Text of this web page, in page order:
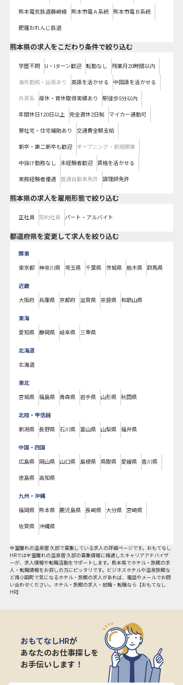
熊本電気鉄道藤崎線 熊本市電Ａ系統 熊本市電Ｂ系統
肥薩おれんじ鉄道
熊本県の求人をこだわり条件で絞り込む
学歴不問 U・Iターン歓迎 転勤なし 残業月20時間以内
海外勤務・出張あり 英語を活かせる 中国語を活かせる
外資系 産休・育休取得実績あり 駅徒歩5分以内
年間休日120日以上 完全週休2日制 マイカー通勤可
寮社宅・住宅補助あり 交通費全額支給
新卒・第二新卒も歓迎 オープニング・新規開業
中抜け勤務なし 未経験者歓迎 資格を活かせる
実務経験者優遇 普通自動車免許 調理師免許
熊本県の求人を雇用形態で絞り込む
正社員 契約社員 パート・アルバイト
都道府県を変更して求人を絞り込む
関東
東京都 神奈川県 埼玉県 千葉県 茨城県 栃木県 群馬県
近畿
大阪府 兵庫県 京都府 滋賀県 奈良県 和歌山県
東海
愛知県 静岡県 岐阜県 三重県
北海道
北海道
東北
宮城県 福島県 青森県 岩手県 山形県 秋田県
北陸・甲信越
新潟県 長野県 石川県 富山県 山梨県 福井県
中国・四国
広島県 岡山県 山口県 島根県 鳥取県 愛媛県 香川県
徳島県 高知県
九州・沖縄
福岡県 熊本県 鹿児島県 長崎県 大分県 宮崎県
佐賀県 沖縄県
全室離れの温泉宿 久邸で募集している求人の詳細ページです。おもてなし
HRでは全室離れの温泉宿 久邸の募集情報に精通したキャリアアドバイザ
ーが、求人情報や転職活動をサポートします。熊本県でホテル・旅館の求
人・転職情報をお探しの方にピッタリです。ビジネスホテルや温泉旅館な
ど南小国町で気になるホテル・旅館の求人があれば、電話やメールでお問
い合わせください。ホテル・旅館の求人・就職・転職なら【おもてなし
HR】
おもてなしHRが
あなたのお仕事探しを
お手伝いします！